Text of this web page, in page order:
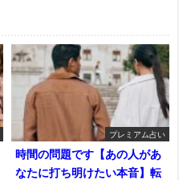
プレミアム占い
時間の問題です【あの人があ
なたに打ち明けたい本音】転